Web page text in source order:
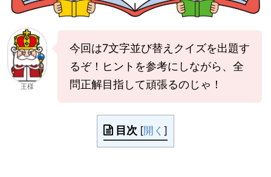
王様
今回は7文字並び替えクイズを出題す
るぞ！ヒントを参考にしながら、全
問正解目指して頑張るのじゃ！
目次 [開く ]